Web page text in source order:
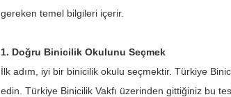
gereken temel bilgileri içerir.
1. Doğru Binicilik Okulunu Seçmek
İlk adım, iyi bir binicilik okulu seçmektir. Türkiye
edin. Türkiye Binicilik Vakfı üzerinden gittiğiniz bu